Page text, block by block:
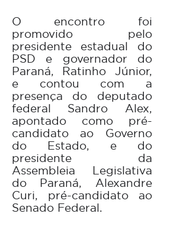
O encontro foi
promovido pelo
presidente estadual do
PSD e governador do
Paraná, Ratinho Júnior,
e contou com a
presença do deputado
federal Sandro Alex,
apontado como pré-
candidato ao Governo
do Estado, e do
presidente da
Assembleia Legislativa
do Paraná, Alexandre
Curi, pré-candidato ao
Senado Federal.